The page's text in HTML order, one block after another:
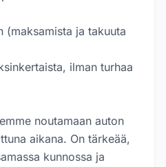
ja takuuta
ilman turhaa
noutamaan auton
aikana. On tärkeää,
kunnossa ja